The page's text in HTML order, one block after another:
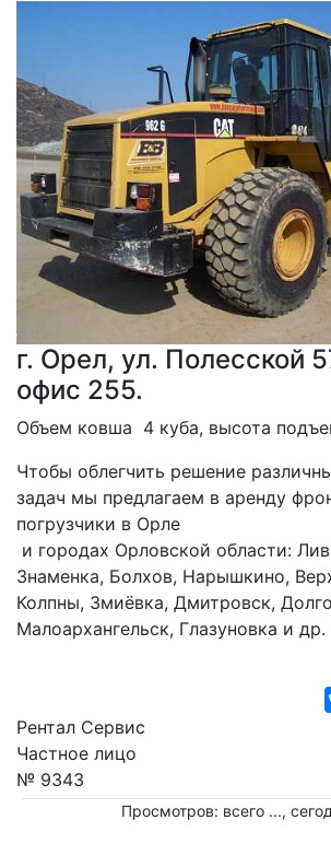
г. Орел, ул. Полесской
офис 255.
Объем ковша  4 куба, высота
Чтобы облегчить решение
задач мы предлагаем в аренду
погрузчики в Орле
Знаменка, Болхов, Нарышкино,
Колпны, Змиёвка, Дмитровск,
Малоархангельск, Глазуновка и др.
Рентал Сервис
Частное лицо
№ 9343
Просмотров: всего ...,